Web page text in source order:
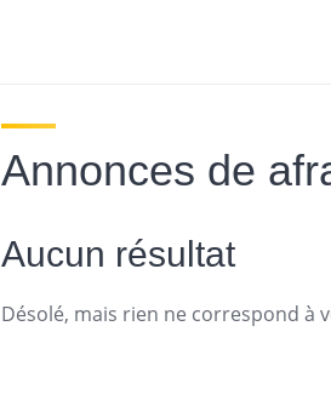
Annonces de
Aucun résultat
Désolé, mais rien ne correspond à